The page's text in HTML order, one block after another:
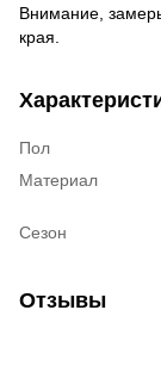
Внимание,
края.
Пол
Материал
Сезон
Отзывы